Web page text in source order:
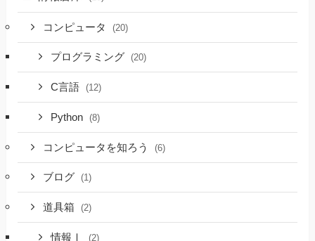
コンピュータ (20)
プログラミング (20)
C言語 (12)
Python (8)
コンピュータを知ろう (6)
ブログ (1)
道具箱 (2)
情報Ⅰ (2)